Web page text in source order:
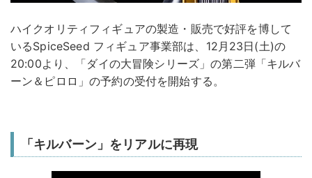
ハイクオリティフィギュアの製造・販売で好評を博して
いるSpiceSeed フィギュア事業部は、12月23日(土)の
20:00より、「ダイの大冒険シリーズ」の第二弾「キルバ
ーン＆ピロロ」の予約の受付を開始する。
「キルバーン」をリアルに再現